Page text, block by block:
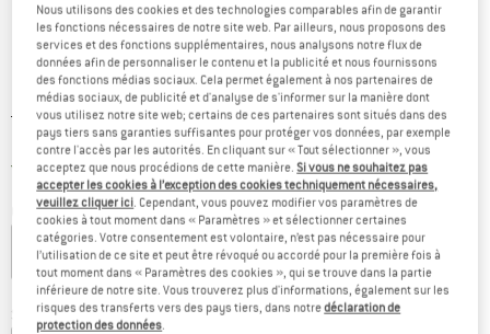
Prix initial :
179,95€
Prix:
116,97€ TVA incl.
Livraison gratuite(FR)France. Informations sur les frais de
Couleur:Rosewood
-13 % -30 % -35 % -35 % -35 %
Sélectionner taille:
Nous utilisons des cookies et des technologies comparables afin de garantir
les fonctions nécessaires de notre site web. Par ailleurs, nous proposons des
services et des fonctions supplémentaires, nous analysons notre flux de
données afin de personnaliser le contenu et la publicité et nous fournissons
des fonctions médias sociaux. Cela permet également à nos partenaires de
médias sociaux, de publicité et d'analyse de s'informer sur la manière dont
vous utilisez notre site web; certains de ces partenaires sont situés dans des
pays tiers sans garanties suffisantes pour protéger vos données, par exemple
contre l'accès par les autorités. En cliquant sur « Tout sélectionner », vous
acceptez que nous procédions de cette manière.Si vous ne souhaitez pas
accepter les cookies à l’exception des cookies techniquement nécessaires,
veuillez cliquer ici. Cependant, vous pouvez modifier vos paramètres de
cookies à tout moment dans « Paramètres » et sélectionner certaines
catégories. Votre consentement est volontaire, n’est pas nécessaire pour
l’utilisation de ce site et peut être révoqué ou accordé pour la première fois à
tout moment dans « Paramètres des cookies », qui se trouve dans la partie
inférieure de notre site. Vous trouverez plus d'informations, également sur les
risques des transferts vers des pays tiers, dans notredéclaration de
protection des données.